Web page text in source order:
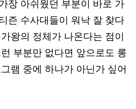
장 아쉬웠던 부분이 바로 가
즌 수사대들이 워낙 잘 찾다
왕의 정체가 나온다는 점이
부분만 없다면 앞으로도 롱
램 중에 하나가 아닌가 싶어